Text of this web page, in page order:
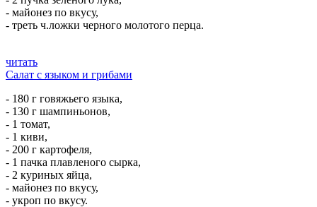
- майонез по вкусу,
- треть ч.ложки черного молотого перца.
читать
Салат с языком и грибами
- 180 г говяжьего языка,
- 130 г шампиньонов,
- 1 томат,
- 1 киви,
- 200 г картофеля,
- 1 пачка плавленого сырка,
- 2 куриных яйца,
- майонез по вкусу,
- укроп по вкусу.